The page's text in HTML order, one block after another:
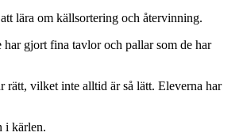
lära om källsortering och återvinning.
har gjort fina tavlor och pallar som de har
rätt, vilket inte alltid är så lätt. Eleverna har
i kärlen.